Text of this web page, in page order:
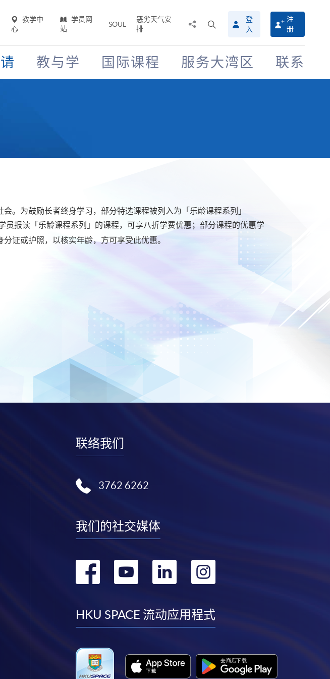
教学中
心
学员网
站
SOUL
恶劣天气安
排
搜
寻
介
面
登
入
注
册
教与学 国际课程 服务大湾区 联系
。为鼓励长者终身学习，部分特选课程被列入为「乐龄课程系列」
报读「乐龄课程系列」的课程，可享八折学费优惠；部分课程的优惠学
证或护照，以核实年龄，方可享受此优惠。
联络我们
3762 6262
我们的社交媒体
转
facebook
转
youtube
转
linkedin
转
instagram
HKU SPACE 流动应用程式